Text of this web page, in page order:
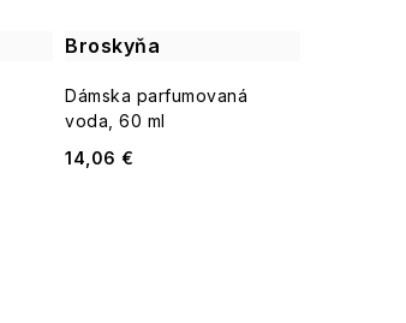
Broskyňa
Dámska parfumovaná
voda, 60 ml
14,06 €